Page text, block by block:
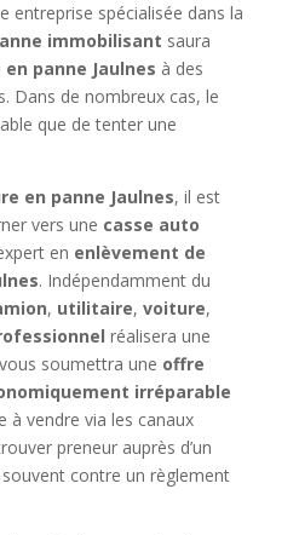
entreprise spécialisée dans la
immobilisant saura
panne Jaulnes à des
Dans de nombreux cas, le
que de tenter une
en panne Jaulnes, il est
vers une casse auto
en enlèvement de
. Indépendamment du
, utilitaire, voiture,
réalisera une
soumettra une offre
irréparable
à vendre via les canaux
preneur auprès d’un
contre un règlement